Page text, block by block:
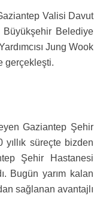
Valisi Davut
Belediye
Jung Wook
gerçekleşti.
Gaziantep Şehir
süreçte bizden
Şehir Hastanesi
Bugün yarım kalan
sağlanan avantajlı